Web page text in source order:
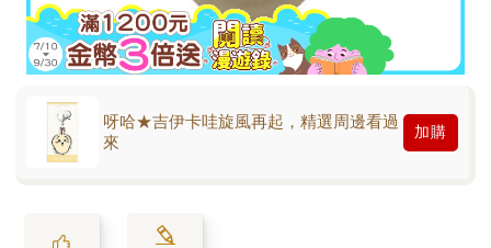
呀哈★吉伊卡哇旋風再起，精選周邊看過
來
加購